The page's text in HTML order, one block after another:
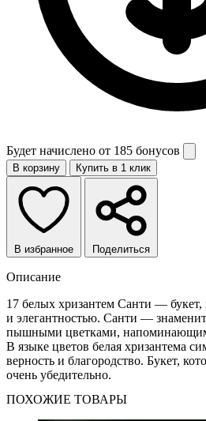
Будет начислено от 185 бонусов
В корзину Купить в 1 клик
В избранное Поделиться
Описание
17 белых хризантем Санти —
и элегантностью. Санти —
пышными цветками,
В языке цветов белая хризантема
верность и благородство. Букет,
очень убедительно.
ПОХОЖИЕ ТОВАРЫ